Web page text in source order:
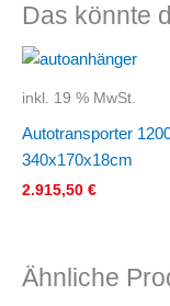
Das könnte
inkl. 19 % MwSt.
Autotransporter
340x170x18cm
2.915,50 €
Ähnliche